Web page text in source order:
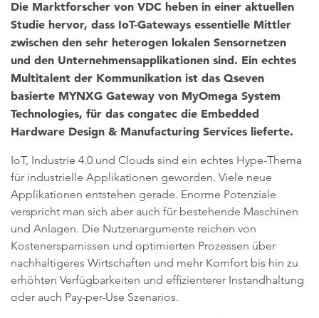
Die Marktforscher von VDC heben in einer aktuellen
Studie hervor, dass IoT-Gateways essentielle Mittler
zwischen den sehr heterogen lokalen Sensornetzen
und den Unternehmensapplikationen sind. Ein echtes
Multitalent der Kommunikation ist das Qseven
basierte MYNXG Gateway von MyOmega System
Technologies, für das congatec die Embedded
Hardware Design & Manufacturing Services lieferte.
IoT, Industrie 4.0 und Clouds sind ein echtes Hype-Thema
für industrielle Applikationen geworden. Viele neue
Applikationen entstehen gerade. Enorme Potenziale
verspricht man sich aber auch für bestehende Maschinen
und Anlagen. Die Nutzenargumente reichen von
Kostenersparnissen und optimierten Prozessen über
nachhaltigeres Wirtschaften und mehr Komfort bis hin zu
erhöhten Verfügbarkeiten und effizienterer Instandhaltung
oder auch Pay-per-Use Szenarios.